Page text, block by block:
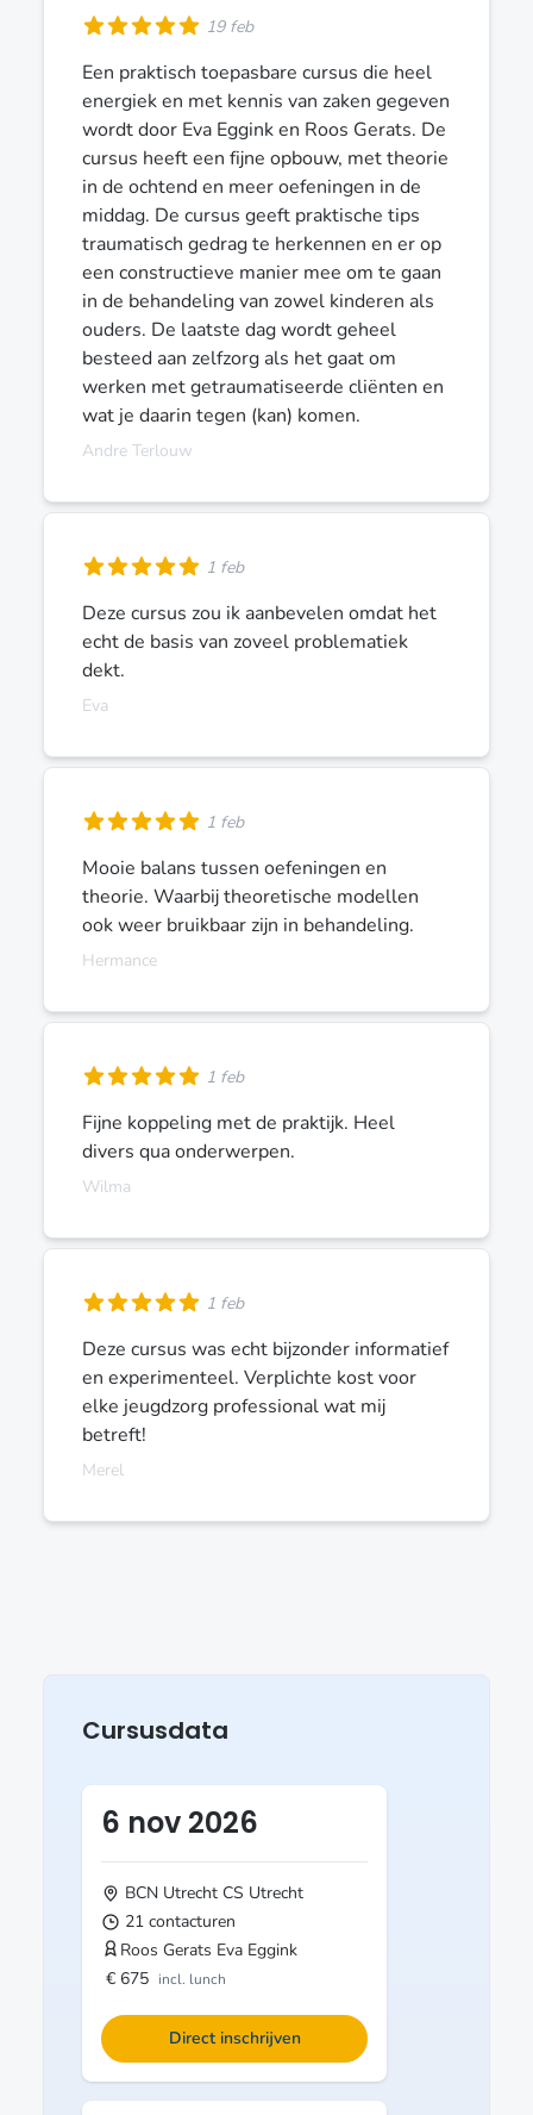
19 feb
Een praktisch toepasbare cursus die heel
energiek en met kennis van zaken gegeven
wordt door Eva Eggink en Roos Gerats. De
cursus heeft een fijne opbouw, met theorie
in de ochtend en meer oefeningen in de
middag. De cursus geeft praktische tips
traumatisch gedrag te herkennen en er op
een constructieve manier mee om te gaan
in de behandeling van zowel kinderen als
ouders. De laatste dag wordt geheel
besteed aan zelfzorg als het gaat om
werken met getraumatiseerde cliënten en
wat je daarin tegen (kan) komen.
Andre Terlouw
1 feb
Deze cursus zou ik aanbevelen omdat het
echt de basis van zoveel problematiek
dekt.
Eva
1 feb
Mooie balans tussen oefeningen en
theorie. Waarbij theoretische modellen
ook weer bruikbaar zijn in behandeling.
Hermance
1 feb
Fijne koppeling met de praktijk. Heel
divers qua onderwerpen.
Wilma
1 feb
Deze cursus was echt bijzonder informatief
en experimenteel. Verplichte kost voor
elke jeugdzorg professional wat mij
betreft!
Merel
Cursusdata
6 nov 2026
BCN Utrecht CS Utrecht
21 contacturen
Roos Gerats Eva Eggink
€ 675 incl. lunch
Direct inschrijven